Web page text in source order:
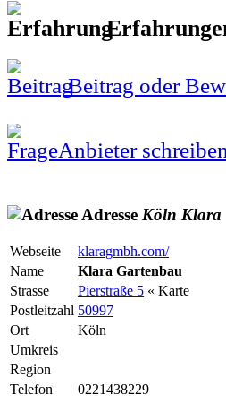
Beitrag oder
Anbieter schreiben
Adresse Köln Klara
Webseite
klaragmbh.com/
Name
Klara Gartenbau
Strasse
Pierstraße 5 « Karte
Postleitzahl 50997
Ort
Köln
Umkreis
Region
Telefon
0221438229